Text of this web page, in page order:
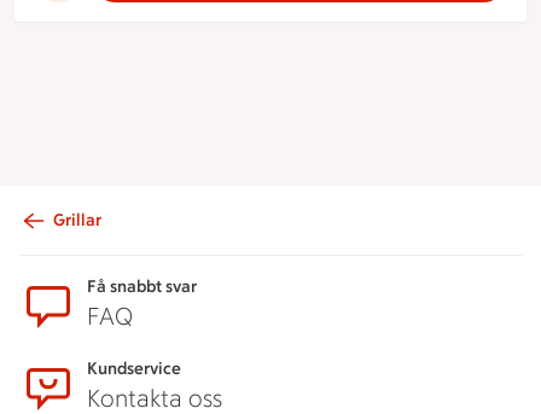
Grillar
Få snabbt svar
FAQ
Kundservice
Kontakta oss